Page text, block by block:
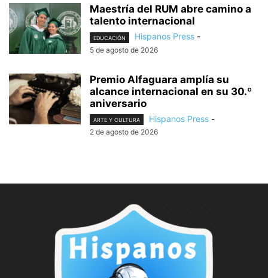
Maestría del RUM abre camino a
talento internacional
EDUCACIÓN Hispanos Press -
5 de agosto de 2026
Premio Alfaguara amplía su
alcance internacional en su 30.º
aniversario
ARTE Y CULTURA Hispanos Press -
2 de agosto de 2026